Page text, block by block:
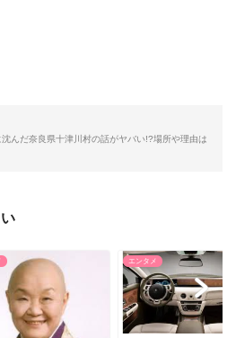
沈んだ奈良県十津川村の話がヤバい!?場所や理由は
エンタメ